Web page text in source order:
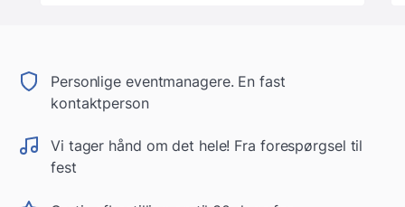
Personlige eventmanagere. En fast
kontaktperson
Vi tager hånd om det hele! Fra forespørgsel til
fest